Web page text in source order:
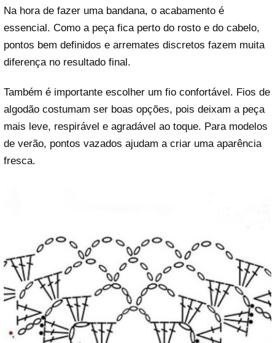
Na hora de fazer uma bandana, o acabamento é
essencial. Como a peça fica perto do rosto e do cabelo,
pontos bem definidos e arremates discretos fazem muita
diferença no resultado final.
Também é importante escolher um fio confortável. Fios de
algodão costumam ser boas opções, pois deixam a peça
mais leve, respirável e agradável ao toque. Para modelos
de verão, pontos vazados ajudam a criar uma aparência
fresca.